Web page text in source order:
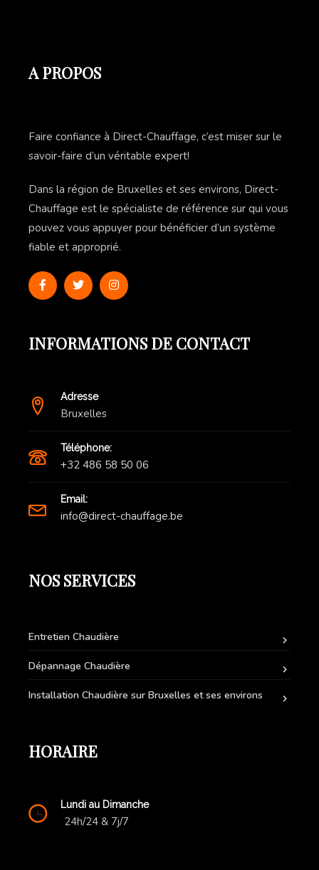
A PROPOS
Faire confiance à Direct-Chauffage, c’est miser sur le
savoir-faire d’un véritable expert!
Dans la région de Bruxelles et ses environs, Direct-
Chauffage est le spécialiste de référence sur qui vous
pouvez vous appuyer pour bénéficier d’un système
fiable et approprié.
INFORMATIONS DE CONTACT
Adresse
Bruxelles
Téléphone:
+32 486 58 50 06
Email:
info@direct-chauffage.be
NOS SERVICES
Entretien Chaudière
Dépannage Chaudière
Installation Chaudière sur Bruxelles et ses environs
HORAIRE
Lundi au Dimanche
24h/24 & 7j/7